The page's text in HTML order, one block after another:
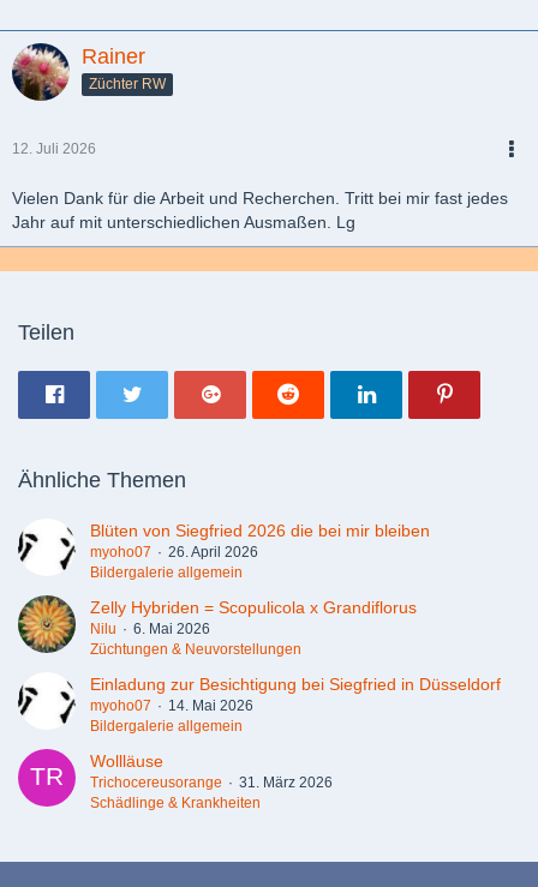
Rainer
Züchter RW
12. Juli 2026
Vielen Dank für die Arbeit und Recherchen. Tritt bei mir fast jedes
Jahr auf mit unterschiedlichen Ausmaßen. Lg
Teilen
Ähnliche Themen
Blüten von Siegfried 2026 die bei mir bleiben
myoho07
26. April 2026
Bildergalerie allgemein
Zelly Hybriden = Scopulicola x Grandiflorus
Nilu
6. Mai 2026
Züchtungen & Neuvorstellungen
Einladung zur Besichtigung bei Siegfried in Düsseldorf
myoho07
14. Mai 2026
Bildergalerie allgemein
Wollläuse
Trichocereusorange
31. März 2026
Schädlinge & Krankheiten